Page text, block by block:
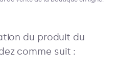
du produit du
comme suit :